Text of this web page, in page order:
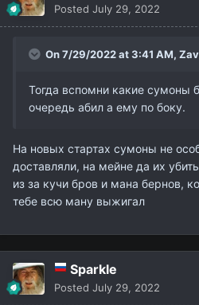
Posted July 29, 2022
On 7/29/2022 at 3:41 AM,
Тогда вспомни какие сумоны
очередь абил а ему по боку.
На новых стартах сумоны не
доставляли, на мейне да их
из за кучи бров и мана бернов,
тебе всю ману выжигал
Sparkle
Posted July 29, 2022